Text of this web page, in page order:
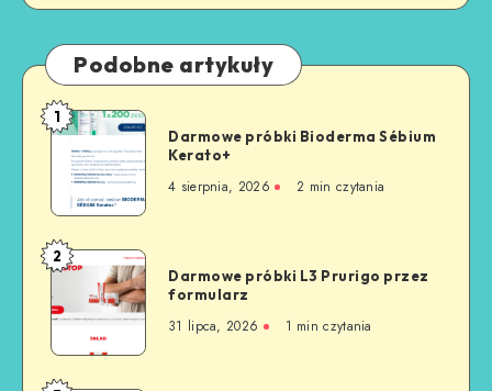
Podobne artykuły
1
Darmowe próbki Bioderma Sébium
Kerato+
4 sierpnia, 2026 2 min czytania
2
Darmowe próbki L3 Prurigo przez
formularz
31 lipca, 2026 1 min czytania